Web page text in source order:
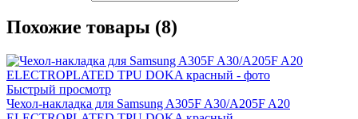
Похожие товары (8)
Быстрый просмотр
Чехол-накладка для Samsung A305F A30/A205F A20